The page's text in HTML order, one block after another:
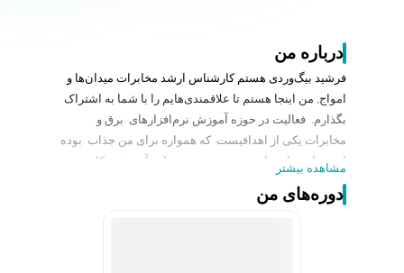
درباره من
فرشید بیگ‌وردی هستم کارشناس ارشد مخابرات میدان‌ها و
امواج. من اینجا هستم تا علاقمندی‌هایم را با شما به اشتراک
بگذارم. فعالیت در حوزه آموزش نرم‌افزارهای برق و
مخابرات یکی از اهدافیست که همواره برای من جذاب بوده
است. امیدوارم با تهیه و تدوین ویدئوهای آموزشی کاربردی
در این حوزه نقش مثبتی ایفا کرده و نقطه شروعی، برای
فعالیت حرفه‌ای در حوزه برق و مخابرات به شما معرفی کنم.
مشاهده بیشتر
دوره‌های من